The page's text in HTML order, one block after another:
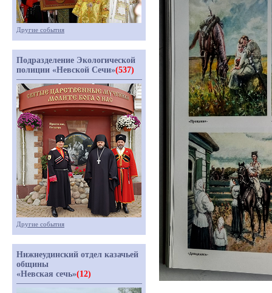
Другие события
Подразделение Экологической
полиции «Невской Сечи»(537)
Другие события
Нижнеудинский отдел казачьей
общины
«Невская сечь»(12)